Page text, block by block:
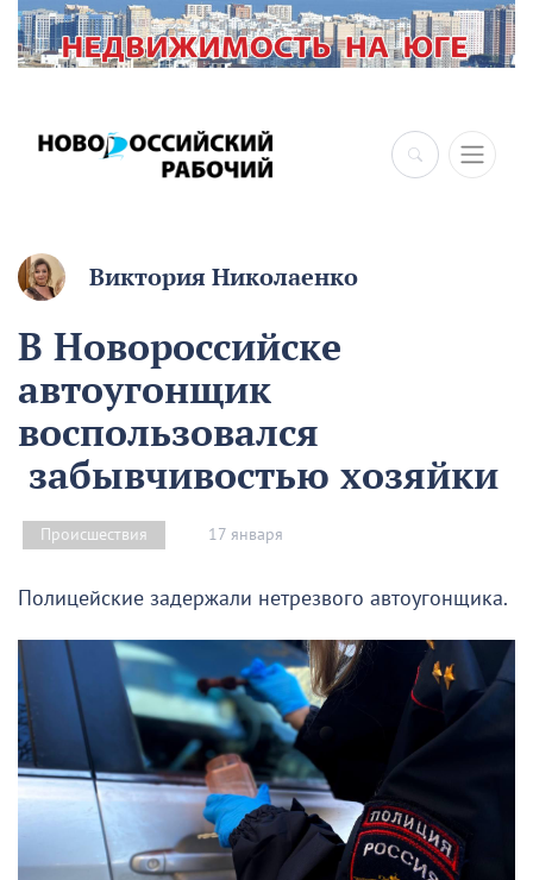
×
Виктория Николаенко
В Новороссийске
автоугонщик
воспользовался
забывчивостью хозяйки
Происшествия 17 января
Полицейские задержали нетрезвого автоугонщика.